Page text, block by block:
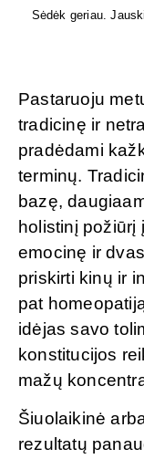
Sėdėk geriau.
Pastaruoju
tradicinę ir
pradėdami
terminų.
bazę,
holistinį požiūrį
emocinę ir
priskirti kinų ir
pat
idėjas savo
konstitucijos
mažų
Šiuolaikinė
rezultatų